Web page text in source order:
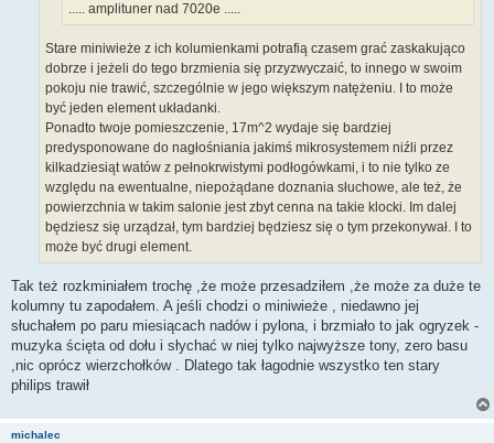
..... amplituner nad 7020e .....
Stare miniwieże z ich kolumienkami potrafią czasem grać zaskakująco
dobrze i jeżeli do tego brzmienia się przyzwyczaić, to innego w swoim
pokoju nie trawić, szczególnie w jego większym natężeniu. I to może
być jeden element układanki.
Ponadto twoje pomieszczenie, 17m^2 wydaje się bardziej
predysponowane do nagłośniania jakimś mikrosystemem niźli przez
kilkadziesiąt watów z pełnokrwistymi podłogówkami, i to nie tylko ze
względu na ewentualne, niepożądane doznania słuchowe, ale też, że
powierzchnia w takim salonie jest zbyt cenna na takie klocki. Im dalej
będziesz się urządzał, tym bardziej będziesz się o tym przekonywał. I to
może być drugi element.
Tak też rozkminiałem trochę ,że może przesadziłem ,że może za duże te
kolumny tu zapodałem. A jeśli chodzi o miniwieże , niedawno jej
słuchałem po paru miesiącach nadów i pylona, i brzmiało to jak ogryzek -
muzyka ścięta od dołu i słychać w niej tylko najwyższe tony, zero basu
,nic oprócz wierzchołków . Dlatego tak łagodnie wszystko ten stary
philips trawił
michalec